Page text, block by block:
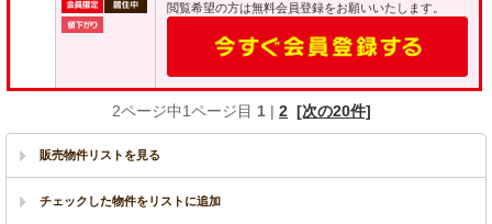
閲覧希望の方は無料会員登録をお願いいたします。
2ページ中1ページ目 1 | 2 [次の20件]
販売物件リストを見る